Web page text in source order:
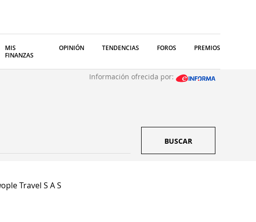
MIS
FINANZAS
OPINIÓN TENDENCIAS FOROS PREMIOS
Información ofrecida por:
BUSCAR
Travel S A S